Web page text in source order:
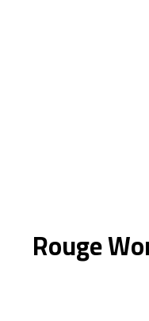
Rouge